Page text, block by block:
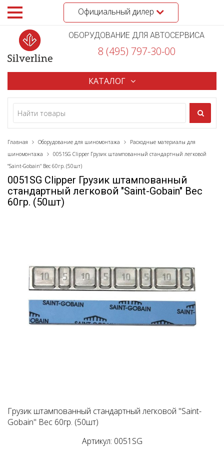
Официальный дилер
ОБОРУДОВАНИЕ ДЛЯ АВТОСЕРВИСА
8 (495) 797-30-00
КАТАЛОГ
Главная Оборудование для шиномонтажа
Расходные материалы для
шиномонтажа
0051SG Clipper Грузик штампованный стандартный легковой
"Saint-Gobain" Вес 60гр. (50шт)
0051SG Clipper Грузик штампованный
стандартный легковой "Saint-Gobain" Вес
60гр. (50шт)
Грузик штампованный стандартный легковой "Saint-
Gobain" Вес 60гр. (50шт)
Артикул: 0051SG